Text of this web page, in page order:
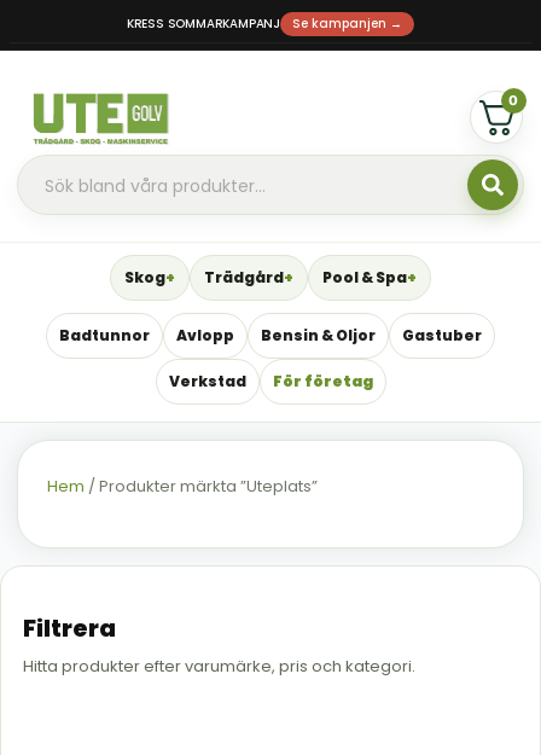
KRESS SOMMARKAMPANJ Se kampanjen →
0
Skog Trädgård Pool & Spa
Badtunnor Avlopp Bensin & Oljor Gastuber
Verkstad För företag
Hem / Produkter märkta ”Uteplats”
Filtrera
Hitta produkter efter varumärke, pris och kategori.